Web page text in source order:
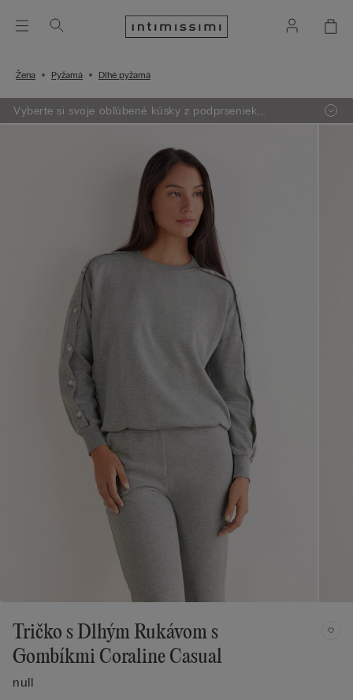
Žena Pyžamá Dlhé pyžamá
Vyberte si svoje obľúbené kúsky z podprseniek,
oblečenia, pyžám a lingerie. Vložte do košíka 4 produkty
Tričko s Dlhým Rukávom s
Gombíkmi Coraline Casual
null